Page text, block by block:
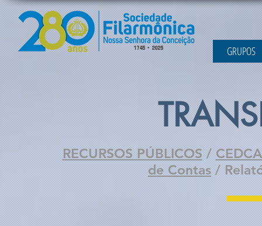
GRUPOS
RECURSOS PÚBLICOS/CEDCA
de Contas/